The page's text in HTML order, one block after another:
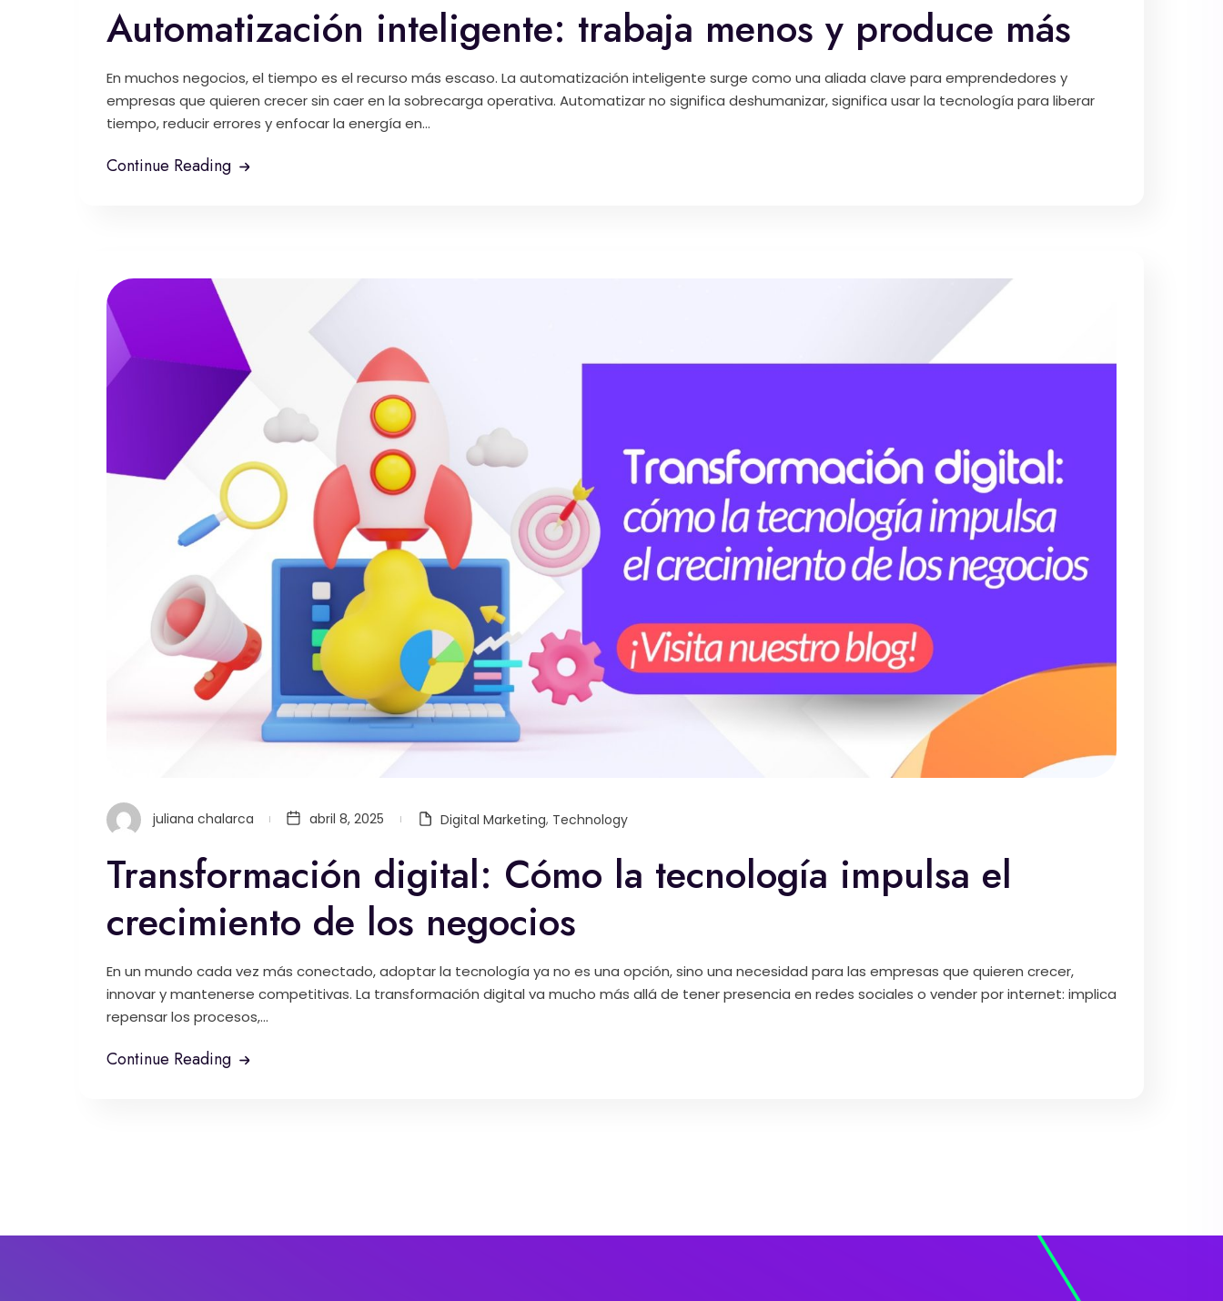
Automatización inteligente: trabaja menos y produce más
En muchos negocios, el tiempo es el recurso más escaso. La automatización inteligente surge como una aliada clave para emprendedores y
empresas que quieren crecer sin caer en la sobrecarga operativa. Automatizar no significa deshumanizar, significa usar la tecnología para liberar
tiempo, reducir errores y enfocar la energía en...
Continue Reading
juliana chalarca abril 8, 2025 Digital Marketing, Technology
Transformación digital: Cómo la tecnología impulsa el
crecimiento de los negocios
En un mundo cada vez más conectado, adoptar la tecnología ya no es una opción, sino una necesidad para las empresas que quieren crecer,
innovar y mantenerse competitivas. La transformación digital va mucho más allá de tener presencia en redes sociales o vender por internet: implica
repensar los procesos,...
Continue Reading